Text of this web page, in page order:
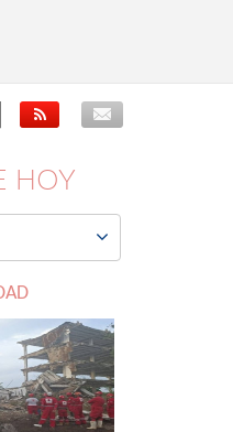

HOY
